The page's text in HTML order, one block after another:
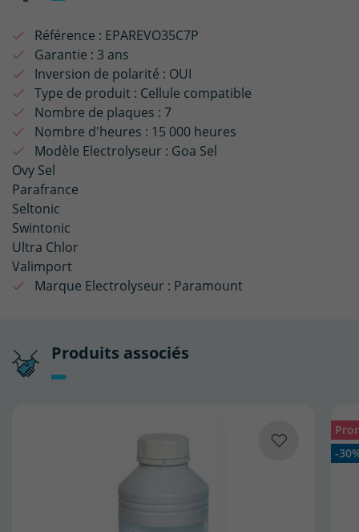
Référence : EPAREVO35C7P
Garantie : 3 ans
Inversion de polarité : OUI
Type de produit : Cellule compatible
Nombre de plaques : 7
Nombre d'heures : 15 000 heures
Modèle Electrolyseur : Goa Sel
Ovy Sel
Parafrance
Seltonic
Swintonic
Ultra Chlor
Valimport
Marque Electrolyseur : Paramount
Produits associés
-